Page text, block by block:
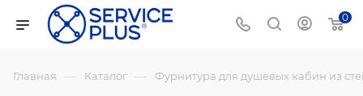
0
Главная — Каталог — Фурнитура для душевых кабин из